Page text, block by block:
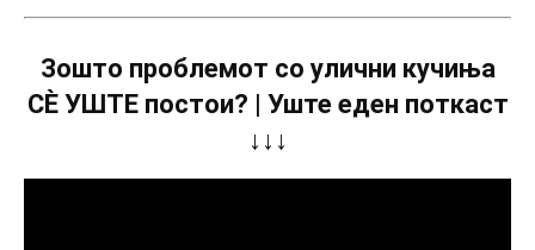
Зошто проблемот со улични кучиња
СÈ УШТЕ постои? | Уште еден поткаст
↓↓↓